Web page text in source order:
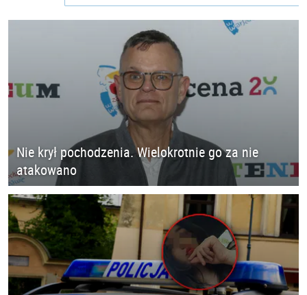
Nie krył pochodzenia. Wielokrotnie go za nie
atakowano